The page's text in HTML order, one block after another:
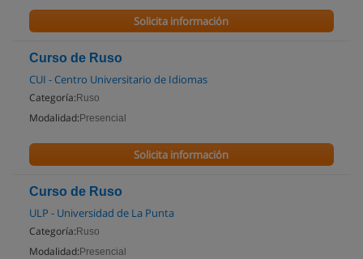
Solicita información
Curso de Ruso
CUI - Centro Universitario de Idiomas
Categoría: Ruso
Modalidad: Presencial
Solicita información
Curso de Ruso
ULP - Universidad de La Punta
Categoría: Ruso
Modalidad: Presencial